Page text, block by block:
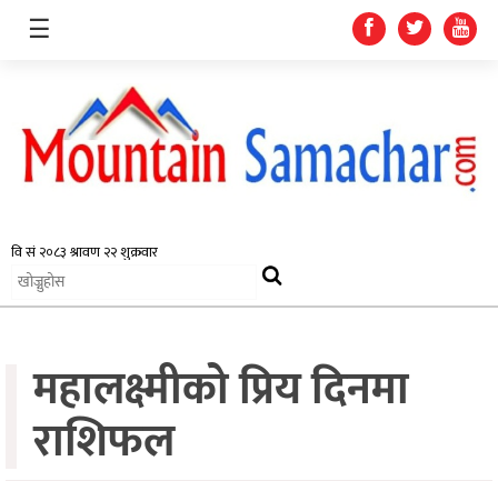
समाचार
प्रदेश
अर्थतन्त्र
स्वास्थ्य
☰
महालक्ष्मीको प्रिय दिनमा
राशिफल